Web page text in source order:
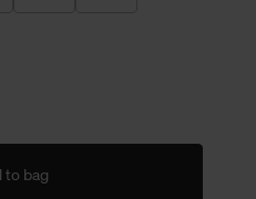
to bag